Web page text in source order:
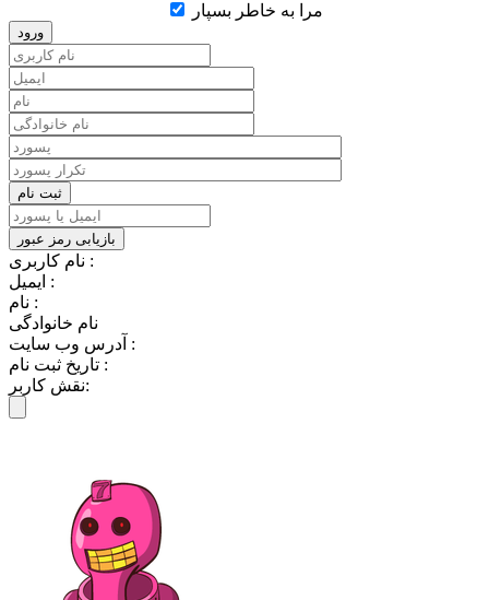
مرا به خاطر بسپار
نام کاربری :
ایمیل :
نام :
نام خانوادگی
آدرس وب سایت :
تاریخ ثبت نام :
نقش کاربر: